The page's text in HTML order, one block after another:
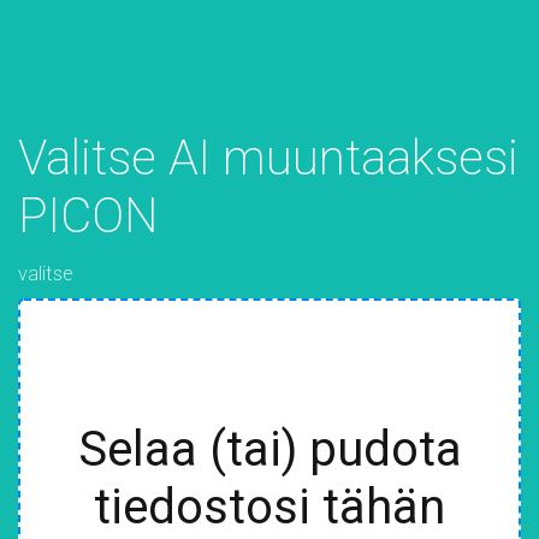
Valitse AI muuntaaksesi
PICON
valitse
Selaa (tai) pudota
tiedostosi tähän